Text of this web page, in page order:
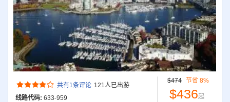
共有1条评论 121人已出游
线路代码: 633-959
$474 节省 8%
$436起